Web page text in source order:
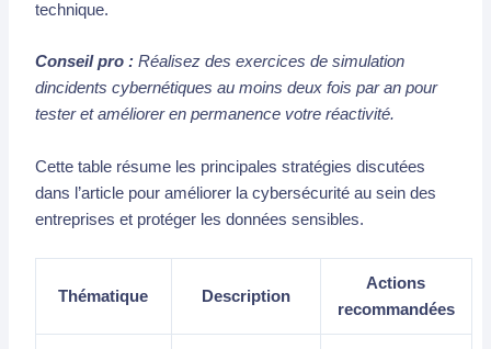
technique.
Conseil pro : Réalisez des exercices de simulation
dincidents cybernétiques au moins deux fois par an pour
tester et améliorer en permanence votre réactivité.
Cette table résume les principales stratégies discutées
dans l’article pour améliorer la cybersécurité au sein des
entreprises et protéger les données sensibles.
Thématique Description
Actions
recommandées